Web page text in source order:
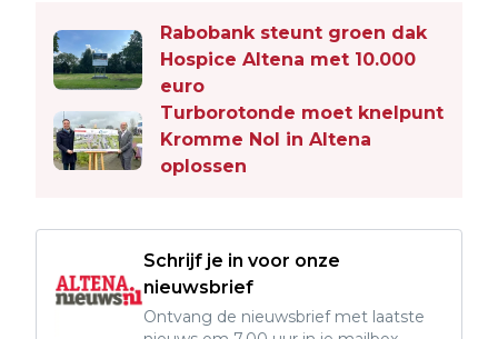
Rabobank steunt groen dak
Hospice Altena met 10.000
euro
Turborotonde moet knelpunt
Kromme Nol in Altena
oplossen
Schrijf je in voor onze
nieuwsbrief
Ontvang de nieuwsbrief met laatste